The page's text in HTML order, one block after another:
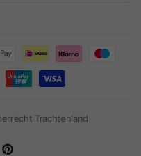
Trachtenland